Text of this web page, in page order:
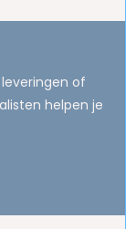
of
helpen je